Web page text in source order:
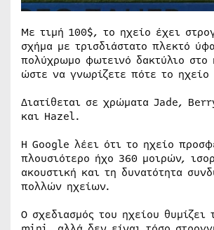
Με τιμή 100$, το ηχείο έχει
σχήμα με τρισδιάστατο πλεκτό
πολύχρωμο φωτεινό δακτύλιο στο
ώστε να γνωρίζετε πότε το ηχείο
Διατίθεται σε χρώματα Jade,
και Hazel.
Η Google λέει ότι το ηχείο
πλουσιότερο ήχο 360 μοιρών,
ακουστική και τη δυνατότητα
πολλών ηχείων.
Ο σχεδιασμός του ηχείου θυμίζει